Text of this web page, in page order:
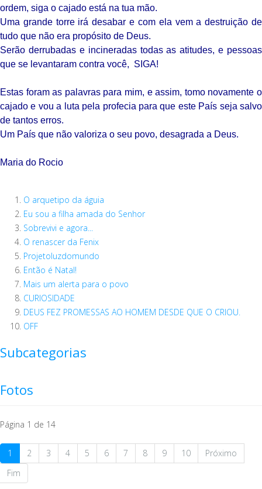
ordem, siga o cajado está na tua mão.
Uma grande torre irá desabar e com ela vem a destruição de
tudo que não era propósito de Deus.
Serão derrubadas e incineradas todas as atitudes, e pessoas
que se levantaram contra você, SIGA!
Estas foram as palavras para mim, e assim, tomo novamente o
cajado e vou a luta pela profecia para que este País seja salvo
de tantos erros.
Um País que não valoriza o seu povo, desagrada a Deus.
Maria do Rocio
O arquetipo da águia
Eu sou a filha amada do Senhor
Sobrevivi e agora...
O renascer da Fenix
Projetoluzdomundo
Então é Natal!
Mais um alerta para o povo
CURIOSIDADE
DEUS FEZ PROMESSAS AO HOMEM DESDE QUE O CRIOU.
OFF
Subcategorias
Fotos
Página 1 de 14
1 2 3 4 5 6 7 8 9 10
Próximo
Fim